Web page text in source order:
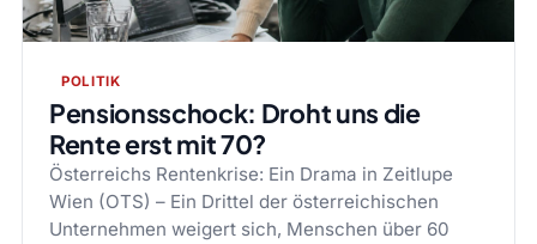
POLITIK
Pensionsschock: Droht uns die
Rente erst mit 70?
Österreichs Rentenkrise: Ein Drama in Zeitlupe
Wien (OTS) – Ein Drittel der österreichischen
Unternehmen weigert sich, Menschen über 60